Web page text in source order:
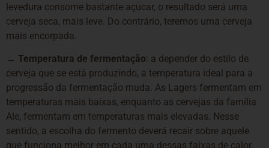
levedura consome bastante açúcar, o resultado será uma
cerveja seca, mais leve. Do contrário, teremos uma cerveja
mais encorpada.
→ Temperatura de fermentação: a depender do estilo de
cerveja que se está produzindo, a temperatura ideal para a
progressão da fermentação muda. As Lagers fermentam em
temperaturas mais baixas, enquanto as cervejas da família
Ale, fermentam em temperaturas mais elevadas. Nesse
sentido, a escolha do fermento deverá recair sobre aquele
que funciona melhor em cada uma dessas faixas de calor.